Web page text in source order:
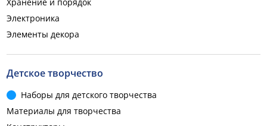
Электроника
Элементы декора
Детское творчество
Наборы для детского творчества
Материалы для творчества